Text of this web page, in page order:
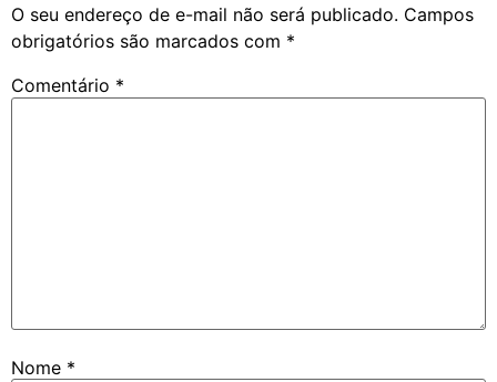
O seu endereço de e-mail não será publicado. Campos
obrigatórios são marcados com *
Comentário *
Nome *